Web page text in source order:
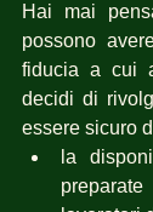
Hai mai
possono
fiducia a cui
decidi di
essere sicuro
la